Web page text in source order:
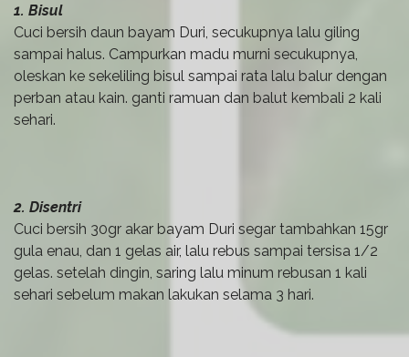
1. Bisul
Cuci bersih daun bayam Duri, secukupnya lalu giling
sampai halus. Campurkan madu murni secukupnya,
oleskan ke sekeliling bisul sampai rata lalu balur dengan
perban atau kain. ganti ramuan dan balut kembali 2 kali
sehari.
2. Disentri
Cuci bersih 30gr akar bayam Duri segar tambahkan 15gr
gula enau, dan 1 gelas air, lalu rebus sampai tersisa 1/2
gelas. setelah dingin, saring lalu minum rebusan 1 kali
sehari sebelum makan lakukan selama 3 hari.